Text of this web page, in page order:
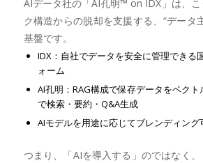
AIデータ社の「AI孔明™ on IDX」は、こ
ク構造からの脱却を支援する、“データ
基盤です。
IDX：自社でデータを安全に管理できる
ォーム
AI孔明：RAG構成で保存データをベク
で検索・要約・Q&A生成
AIモデルを用途に応じてブレンディング
つまり、「AIを導入する」のではなく、